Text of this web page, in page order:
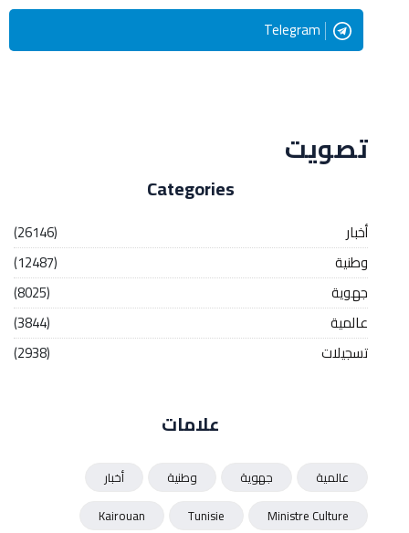
Telegram
تصويت
Categories
أخبار
(26146)
وطنية
(12487)
جهوية
(8025)
عالمية
(3844)
تسجيلات
(2938)
علامات
عالمية جهوية وطنية
أخبار
Ministre Culture
Tunisie
Kairouan